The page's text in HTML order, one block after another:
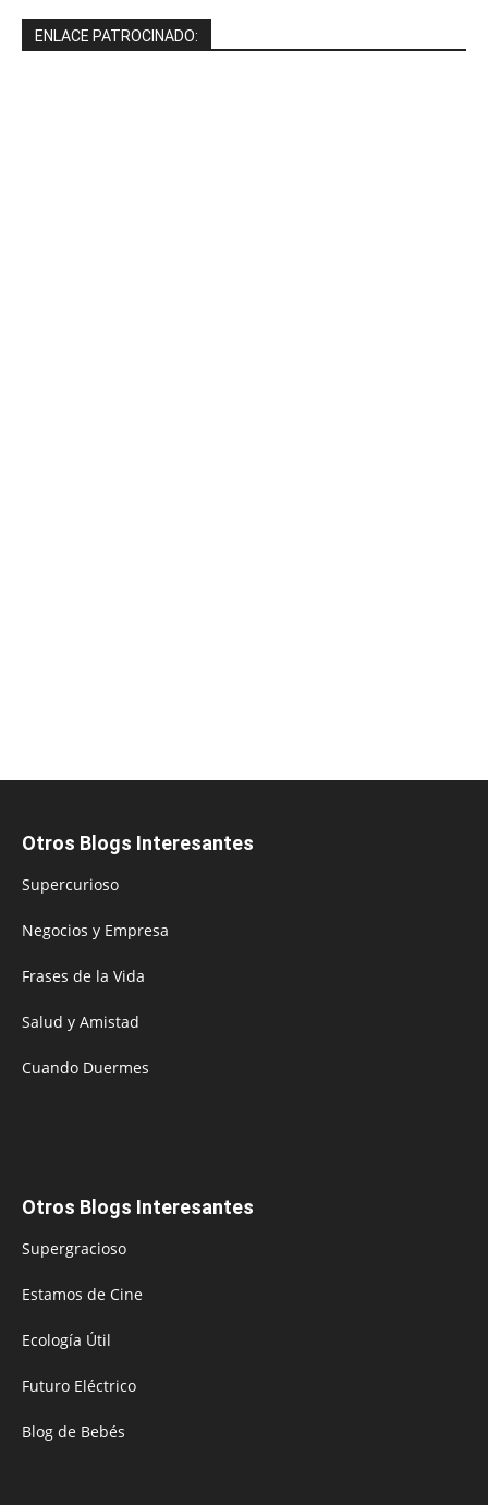
ENLACE PATROCINADO:
Otros Blogs Interesantes
Supercurioso
Negocios y Empresa
Frases de la Vida
Salud y Amistad
Cuando Duermes
Otros Blogs Interesantes
Supergracioso
Estamos de Cine
Ecología Útil
Futuro Eléctrico
Blog de Bebés